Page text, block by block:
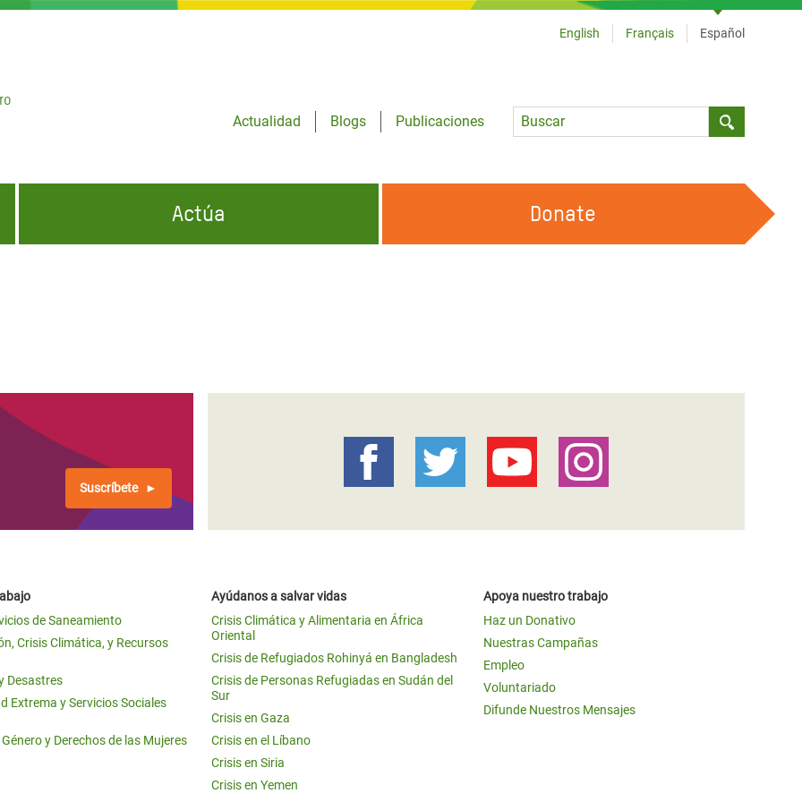
Actualidad
Blogs
Publicaciones
Language
English Français Español
Climática y Alimentaria
Oriental
de Personas Refugiadas
del Sur
Siria
Yemen
Actúa Donate
Suscríbete
de Saneamiento
Crisis Climática, y Recursos
Desastres
Extrema y Servicios Sociales
y Derechos de las Mujeres
Ayúdanos a salvar vidas
Crisis Climática y Alimentaria en África
Oriental
Crisis de Refugiados Rohinyá en Bangladesh
Crisis de Personas Refugiadas en Sudán del
Sur
Crisis en Gaza
Crisis en el Líbano
Crisis en Siria
Crisis en Yemen
Apoya nuestro trabajo
Haz un Donativo
Nuestras Campañas
Empleo
Voluntariado
Difunde Nuestros Mensajes